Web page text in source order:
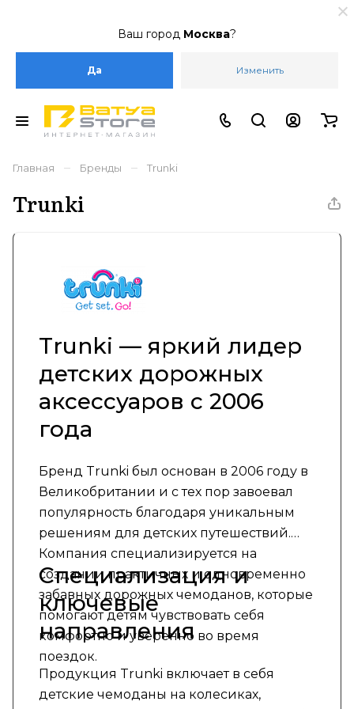
Ваш город Москва?
Да Изменить
Главная – Бренды – Trunki
Trunki
Trunki — яркий лидер
детских дорожных
аксессуаров с 2006
года
Бренд Trunki был основан в 2006 году в
Великобритании и с тех пор завоевал
популярность благодаря уникальным
решениям для детских путешествий.
Компания специализируется на
создании практичных и одновременно
забавных дорожных чемоданов, которые
помогают детям чувствовать себя
комфортно и уверенно во время
поездок.
Специализация и
ключевые
направления
Продукция Trunki включает в себя
детские чемоданы на колесиках,